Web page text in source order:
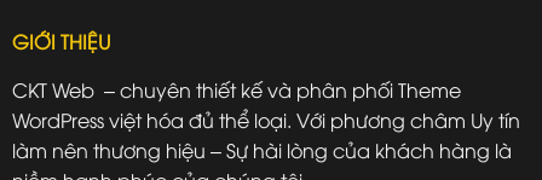
GIỚI THIỆU
CKT Web – chuyên thiết kế và phân phối Theme
WordPress việt hóa đủ thể loại. Với phương châm Uy tín
làm nên thương hiệu – Sự hài lòng của khách hàng là